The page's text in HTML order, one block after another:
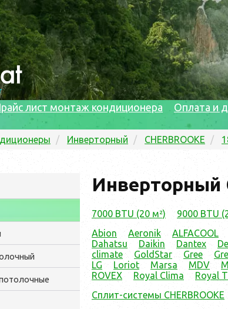
лист монтаж кондиционера Оплата и
Инверторный CHERBROOKE
Инверторный
7000 BTU (20 м²) 9000 BTU
Abion
Aeronik ALFACOOL
Dahatsu
Daikin Dantex
climate
GoldStar Gree
LG
Loriot Marsa MDV
ROVEX
Royal Clima Royal
Сплит-системы CHERBROOKE